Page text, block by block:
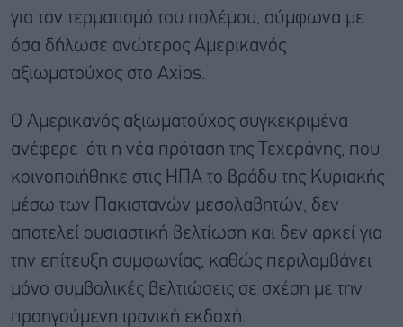
για τον τερματισμό του πολέμου, σύμφωνα με
όσα δήλωσε ανώτερος Αμερικανός
αξιωματούχος στο Axios.
Ο Αμερικανός αξιωματούχος συγκεκριμένα
ανέφερε ότι η νέα πρόταση της Τεχεράνης, που
κοινοποιήθηκε στις ΗΠΑ το βράδυ της Κυριακής
μέσω των Πακιστανών μεσολαβητών, δεν
αποτελεί ουσιαστική βελτίωση και δεν αρκεί για
την επίτευξη συμφωνίας, καθώς περιλαμβάνει
μόνο συμβολικές βελτιώσεις σε σχέση με την
προηγούμενη ιρανική εκδοχή.